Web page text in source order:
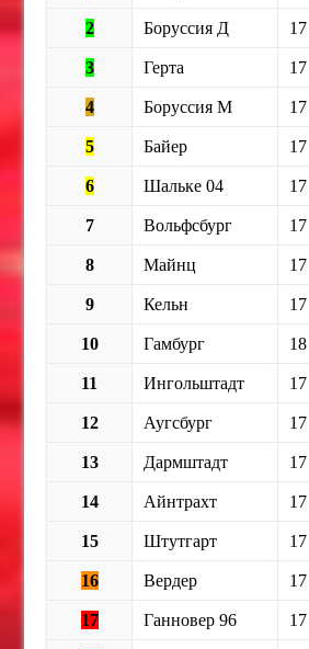
2 Боруссия Д 17
3 Герта 17
4 Боруссия М 17
5 Байер 17
6 Шальке 04 17
7 Вольфсбург 17
8 Майнц 17
9 Кельн 17
10 Гамбург 18
11 Ингольштадт 17
12 Аугсбург 17
13 Дармштадт 17
14 Айнтрахт 17
15 Штутгарт 17
16 Вердер 17
17 Ганновер 96 17